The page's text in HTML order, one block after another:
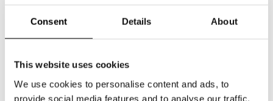
Consent Details About
This website uses cookies
We use cookies to personalise content and ads, to
provide social media features and to analyse our traffic.
Biljettförsäljningen
Webbutiken
Publikvärdar
Pausservering